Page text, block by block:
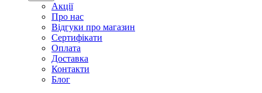
Акції
Про нас
Відгуки про магазин
Сертифікати
Оплата
Доставка
Контакти
Блог